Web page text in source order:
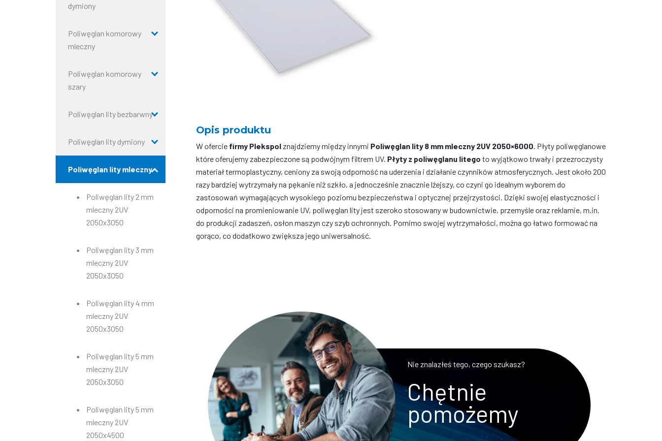
Opis produktu
W ofercie firmy Plekspol znajdziemy między innymi Poliwęglan lity 8 mm mleczny 2UV 2050×6000. Płyty poliwęglanowe
które oferujemy zabezpieczone są podwójnym filtrem UV. Płyty z poliwęglanu litego to wyjątkowo trwały i przezroczysty
materiał termoplastyczny, ceniony za swoją odporność na uderzenia i działanie czynników atmosferycznych. Jest około 200
razy bardziej wytrzymały na pękanie niż szkło, a jednocześnie znacznie lżejszy, co czyni go idealnym wyborem do
zastosowań wymagających wysokiego poziomu bezpieczeństwa i optycznej przejrzystości. Dzięki swojej elastyczności i
odporności na promieniowanie UV, poliwęglan lity jest szeroko stosowany w budownictwie, przemyśle oraz reklamie, m.in.
do produkcji zadaszeń, osłon maszyn czy szyb ochronnych. Pomimo swojej wytrzymałości, można go łatwo formować na
gorąco, co dodatkowo zwiększa jego uniwersalność.
Nie znalazłeś tego, czego szukasz?
Chętnie
pomożemy
dymiony
Poliwęglan komorowy
mleczny
Poliwęglan komorowy
szary
Poliwęglan lity bezbarwny
Poliwęglan lity dymiony
Poliwęglan lity mleczny
Poliwęglan lity 2 mm
mleczny 2UV
2050x3050
Poliwęglan lity 3 mm
mleczny 2UV
2050x3050
Poliwęglan lity 4 mm
mleczny 2UV
2050x3050
Poliwęglan lity 5 mm
mleczny 2UV
2050x3050
Poliwęglan lity 5 mm
mleczny 2UV
2050x4500